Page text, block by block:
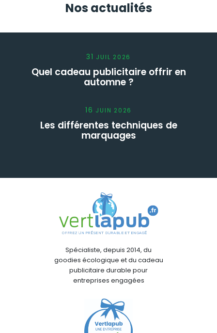
Nos actualités
31 JUIL 2026
Quel cadeau publicitaire offrir en
automne ?
16 JUIN 2026
Les différentes techniques de
marquages
Spécialiste, depuis 2014, du
goodies écologique et du cadeau
publicitaire durable pour
entreprises engagées